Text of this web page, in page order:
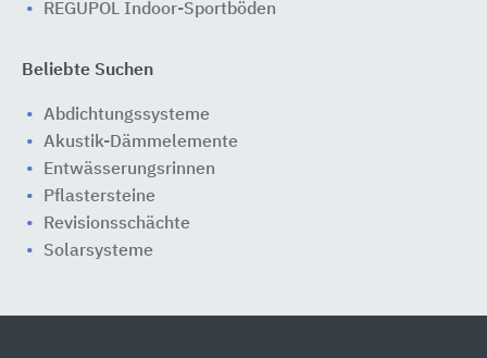
REGUPOL Indoor-Sportböden
Beliebte Suchen
Abdichtungssysteme
Akustik-Dämmelemente
Entwässerungsrinnen
Pflastersteine
Revisionsschächte
Solarsysteme